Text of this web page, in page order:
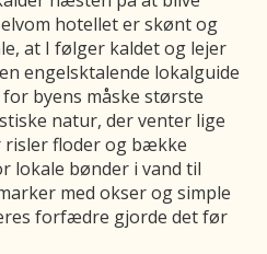
hotellet er skønt og
at I følger kaldet og lejer
engelsktalende lokalguide
byens måske største
natur, der venter lige
floder og bække
lokale bønder i vand til
med okser og simple
forfædre gjorde det før